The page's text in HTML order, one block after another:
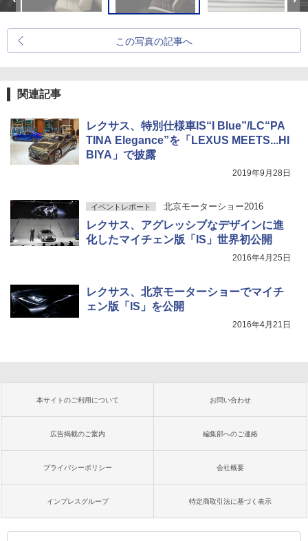
この写真の記事へ
関連記事
レクサス、特別仕様車IS“I Blue”/LC“PA
TINA Elegance”を「LEXUS MEETS...HI
BIYA」で披露
2019年9月28日
イベントレポート 北京モーターショー2016
レクサス、アグレッシブなデザインに進
化したマイチェン版「IS」世界初公開
2016年4月25日
レクサス、北京モーターショーでマイチ
ェン版「IS」を公開
2016年4月21日
本サイトのご利用について お問い合わせ
広告掲載のご案内 編集部へのご連絡
プライバシーポリシー 会社概要
インプレスグループ 特定商取引法に基づく表示